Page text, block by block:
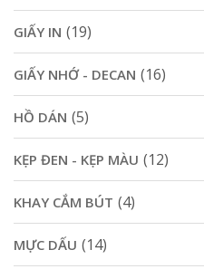
GIẤY IN (19)
GIẤY NHỚ - DECAN (16)
HỒ DÁN (5)
KẸP ĐEN - KẸP MÀU (12)
KHAY CẮM BÚT (4)
MỰC DẤU (14)